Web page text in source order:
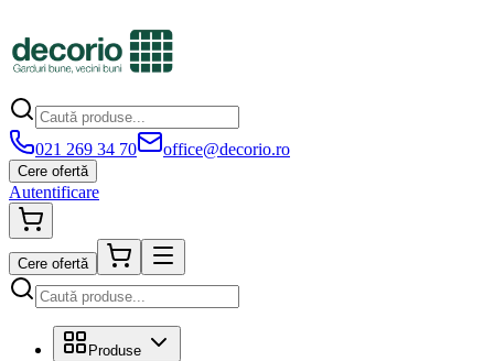
021 269 34 70 office@decorio.ro
Cere ofertă
Autentificare
Cere ofertă
Produse